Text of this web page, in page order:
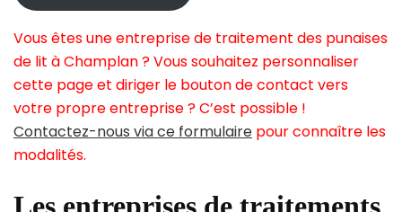
Vous êtes une entreprise de traitement des punaises
de lit à Champlan ? Vous souhaitez personnaliser
cette page et diriger le bouton de contact vers
votre propre entreprise ? C’est possible !
Contactez-nous via ce formulaire pour connaître les
modalités.